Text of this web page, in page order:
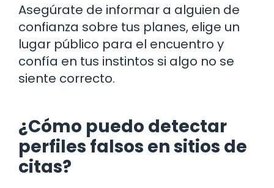
Asegúrate de informar a alguien de
confianza sobre tus planes, elige un
lugar público para el encuentro y
confía en tus instintos si algo no se
siente correcto.
¿Cómo puedo detectar
perfiles falsos en sitios de
citas?